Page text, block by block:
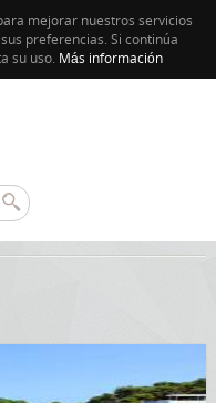
mejorar nuestros servicios
preferencias. Si continúa
su uso. Más información